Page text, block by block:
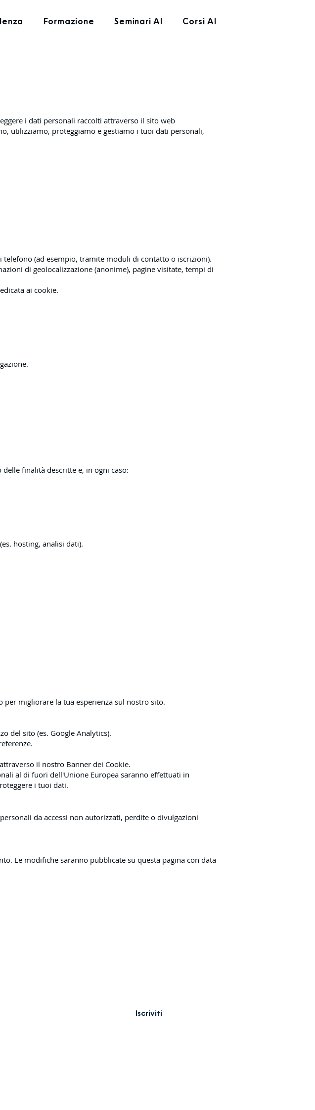
Formazione Seminari AI Corsi AI
i dati personali raccolti attraverso il sito web
utilizziamo, proteggiamo e gestiamo i tuoi dati personali,
(ad esempio, tramite moduli di contatto o iscrizioni).
di geolocalizzazione (anonime), pagine visitate, tempi di
ai cookie.
finalità descritte e, in ogni caso:
hosting, analisi dati).
migliorare la tua esperienza sul nostro sito.
del sito (es. Google Analytics).
il nostro Banner dei Cookie.
al di fuori dell'Unione Europea saranno effettuati in
i tuoi dati.
da accessi non autorizzati, perdite o divulgazioni
Le modifiche saranno pubblicate su questa pagina con data
Iscriviti